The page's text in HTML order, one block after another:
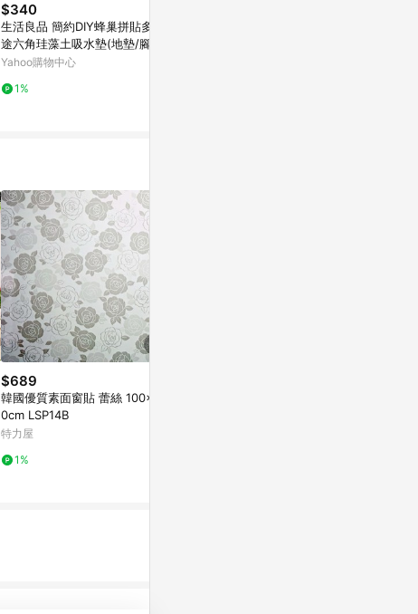
$340
生活良品 簡約DIY蜂巢拼貼多用
途六角珪藻土吸水墊(地墊/腳踏
墊/杯墊/盆栽墊/桌墊)
Yahoo購物中心
1%
$689
韓國優質素面窗貼 蕾絲 100x20
0cm LSP14B
特力屋
1%